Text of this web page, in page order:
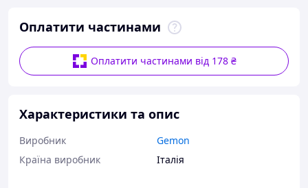
Оплатити частинами
Оплатити частинами від 178 ₴
Характеристики та опис
Виробник
Gemon
Країна виробник
Італія